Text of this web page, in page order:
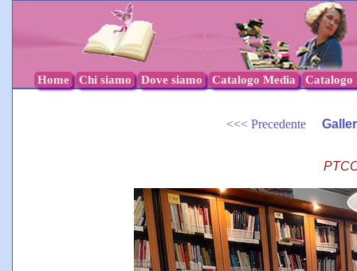
Home Chi siamo Dove siamo Catalogo Media Catalogo
<<< Precedente